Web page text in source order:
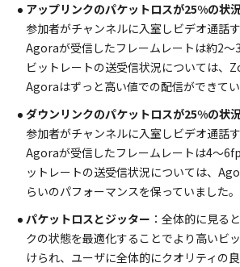
アップリンクのパケットロスが25%の状
参加者がチャンネルに入室しビデオ通話
Agoraが受信したフレームレートは約2〜
ビットレートの送受信状況については、
Agoraはずっと高い値での配信ができてい
ダウンリンクのパケットロスが25%の状
参加者がチャンネルに入室しビデオ通話
Agoraが受信したフレームレートは4〜
ットレートの送受信状況については、
らいのパフォーマンスを保っていました。
パケットロスとジッター ：全体的に見る
クの状態を最適化することでより高いビ
けられ、ユーザに全体的にクオリティの